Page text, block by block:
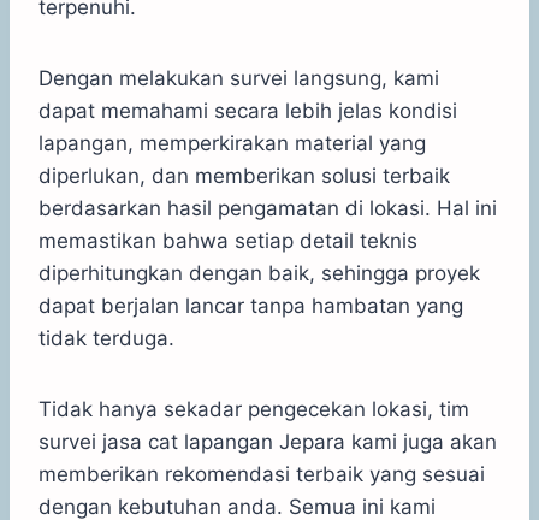
terpenuhi.
Dengan melakukan survei langsung, kami
dapat memahami secara lebih jelas kondisi
lapangan, memperkirakan material yang
diperlukan, dan memberikan solusi terbaik
berdasarkan hasil pengamatan di lokasi. Hal ini
memastikan bahwa setiap detail teknis
diperhitungkan dengan baik, sehingga proyek
dapat berjalan lancar tanpa hambatan yang
tidak terduga.
Tidak hanya sekadar pengecekan lokasi, tim
survei jasa cat lapangan Jepara kami juga akan
memberikan rekomendasi terbaik yang sesuai
dengan kebutuhan anda. Semua ini kami